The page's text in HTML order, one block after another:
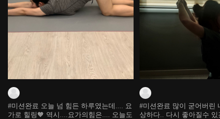
#미션완료 오늘 넘 힘든 하루였는데.... 요
가로 힐링🧡 역시....요가의힘은.... 오늘도
#미션완료 많이 굳어버린
상하다.. 다시 좋아질수 있